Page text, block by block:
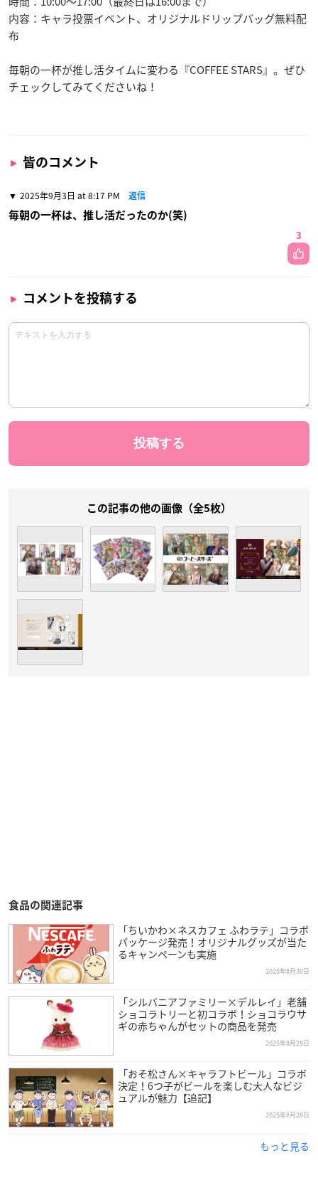
内容：キャラ投票イベント、オリジナルドリップバッグ無料配
布
毎朝の一杯が推し活タイムに変わる『COFFEE STARS』。ぜひ
チェックしてみてくださいね！
皆のコメント
2025年9月3日 at 8:17 PM 返信
毎朝の一杯は、推し活だったのか(笑)
3
コメントを投稿する
この記事の他の画像（全5枚）
食品の関連記事
「ちいかわ×ネスカフェ ふわラテ」コラボ
パッケージ発売！オリジナルグッズが当た
るキャンペーンも実施
2025年8月30日
「シルバニアファミリー×デルレイ」老舗
ショコラトリーと初コラボ！ショコラウサ
ギの赤ちゃんがセットの商品を発売
2025年8月28日
「おそ松さん×キャラフトビール」コラボ
決定！6つ子がビールを楽しむ大人なビジ
ュアルが魅力【追記】
2025年8月28日
もっと見る